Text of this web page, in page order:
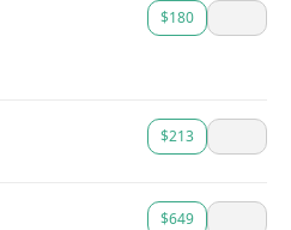
$180
$213
$649